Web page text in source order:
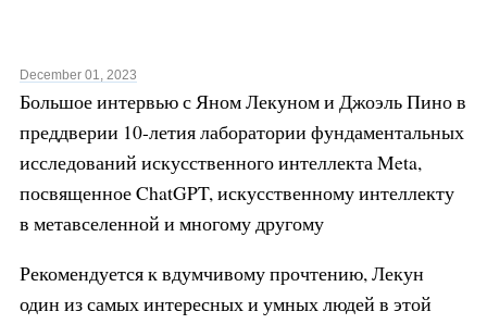
December 01, 2023
Большое интервью с Яном Лекуном и Джоэль Пино в
преддверии 10-летия лаборатории фундаментальных
исследований искусственного интеллекта Meta,
посвященное ChatGPT, искусственному интеллекту
в метавселенной и многому другому
Рекомендуется к вдумчивому прочтению, Лекун
один из самых интересных и умных людей в этой